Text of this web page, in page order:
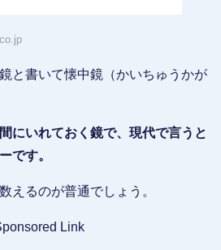
と書いて懐中鏡（かいちゅうかが
にいれておく鏡で、現代で言うと
です。
えるのが普通でしょう。
Link